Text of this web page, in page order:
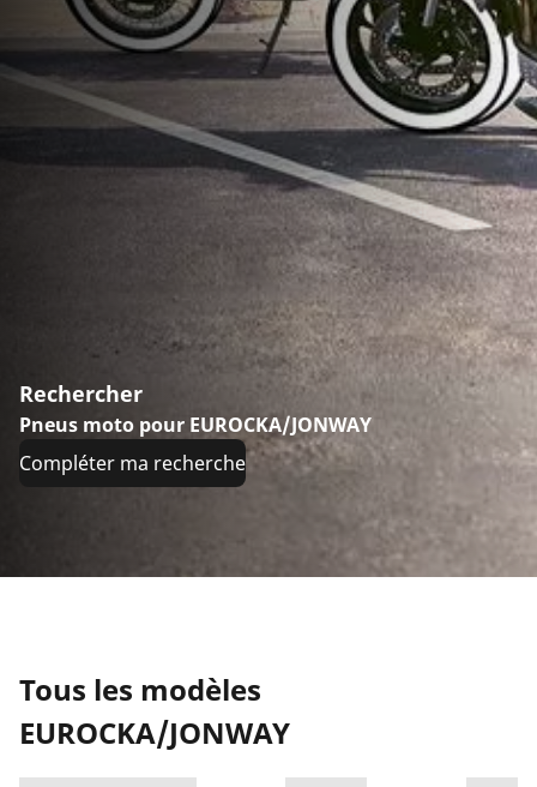
Rechercher
Pneus moto pour EUROCKA/JONWAY
Compléter ma recherche
Tous les modèles
EUROCKA/JONWAY